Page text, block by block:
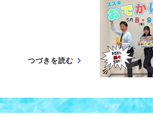
つづきを読む